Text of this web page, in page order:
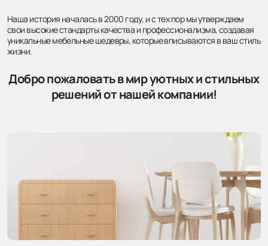
Наша история началась в 2000 году, и с тех пор мы утверждаем
свои высокие стандарты качества и профессионализма, создавая
уникальные мебельные шедевры, которые вписываются в ваш стиль
жизни.
Добро пожаловать в мир уютных и стильных
решений от нашей компании!